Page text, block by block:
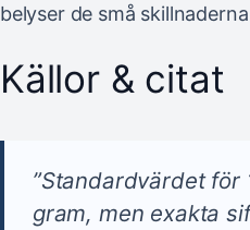
belyser de små
Källor & citat
”Standardvärdet för
gram, men exakta